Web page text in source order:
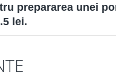
prepararea unei
lei.